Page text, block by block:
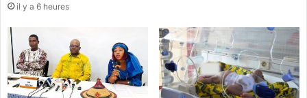
t
r
a
e
r
t
d
e
r
é
il y a 6 heures